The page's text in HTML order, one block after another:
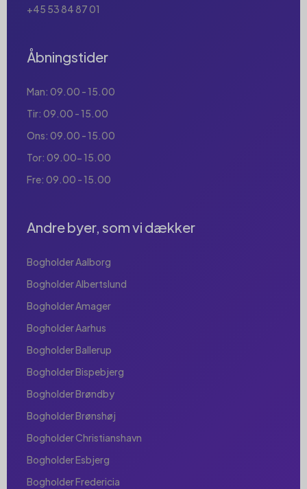
+45 53 84 87 01
Åbningstider
Man: 09.00 - 15.00
Tir: 09.00 - 15.00
Ons: 09.00 - 15.00
Tor: 09.00- 15.00
Fre: 09.00 - 15.00
Andre byer, som vi dækker
Bogholder Aalborg
Bogholder Albertslund
Bogholder Amager
Bogholder Aarhus
Bogholder Ballerup
Bogholder Bispebjerg
Bogholder Brøndby
Bogholder Brønshøj
Bogholder Christianshavn
Bogholder Esbjerg
Bogholder Fredericia